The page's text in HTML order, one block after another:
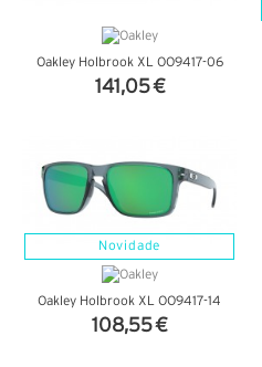
Oakley Holbrook XL OO9417-06
141,05 €
Novidade
Oakley Holbrook XL OO9417-14
108,55 €